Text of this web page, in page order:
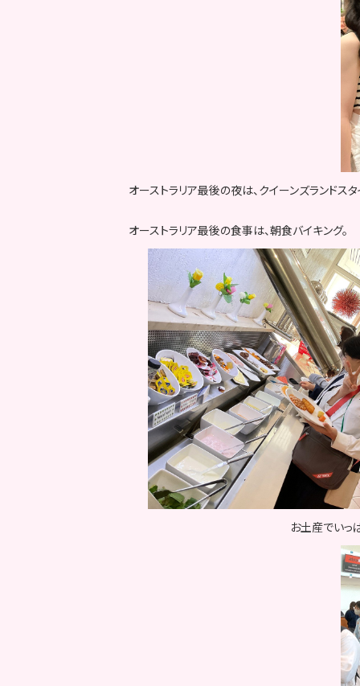
オーストラリア最後の夜は、クイーンズランドス
オーストラリア最後の食事は、朝食バイキング。
お土産でいっ